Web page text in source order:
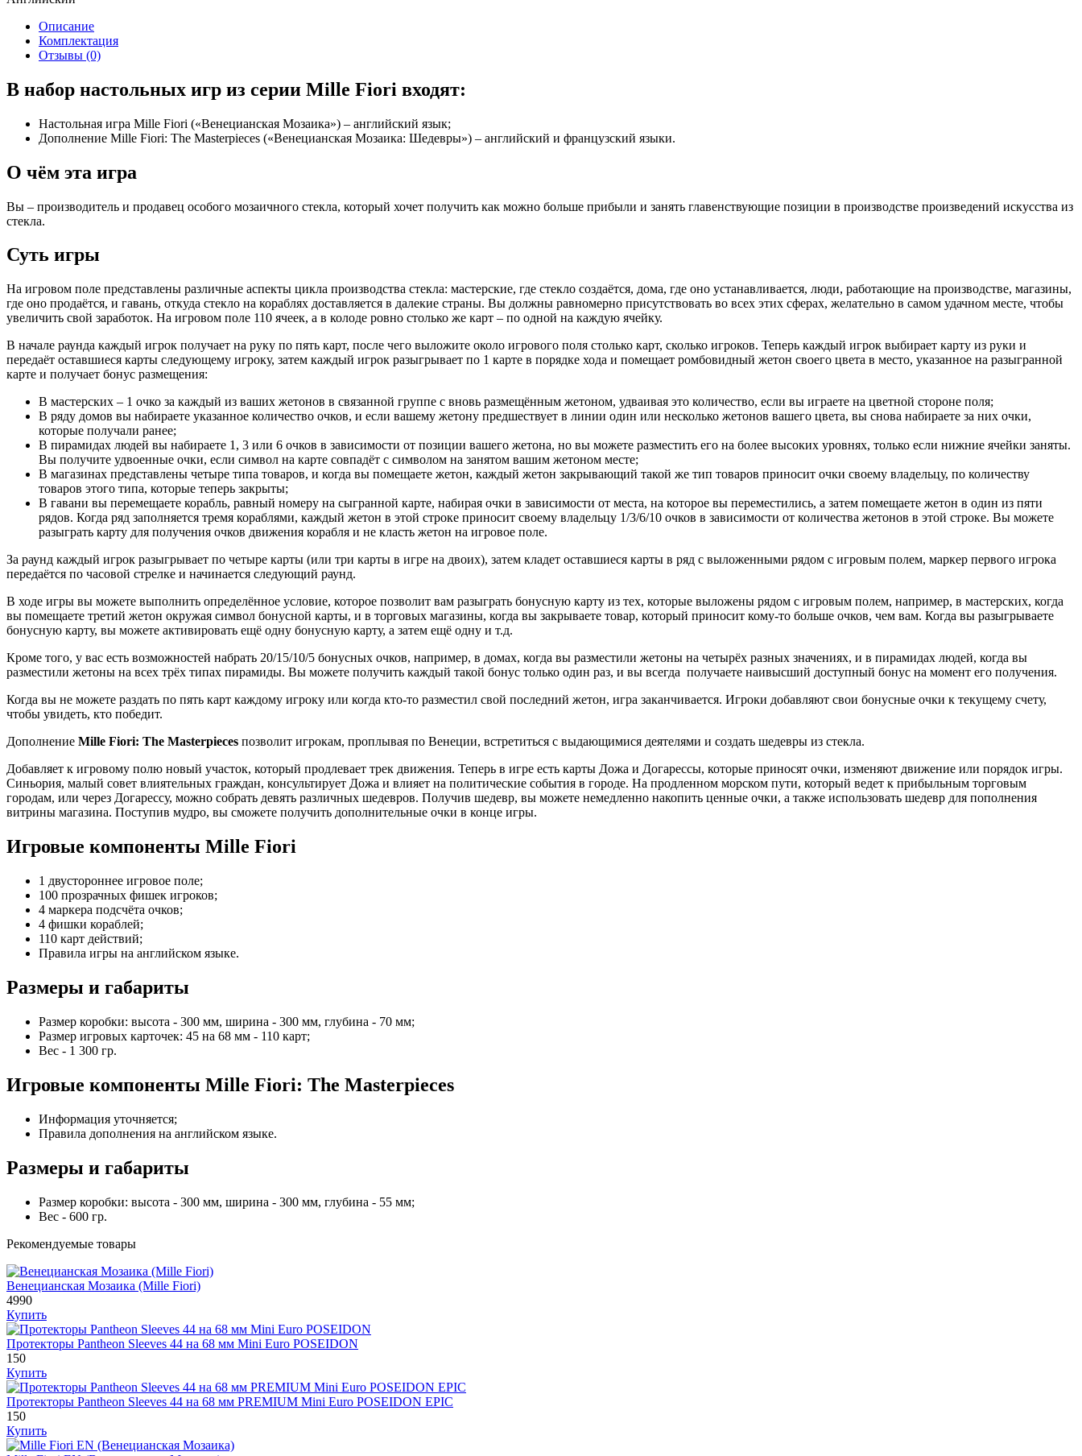
Описание
Комплектация
Отзывы (0)
В набор настольных игр из серии Mille Fiori входят:
Настольная игра Mille Fiori («Венецианская Мозаика») – английский язык;
Дополнение Mille Fiori: The Masterpieces («Венецианская Мозаика: Шедевры») – английский и французский языки.
О чём эта игра
Вы – производитель и продавец особого мозаичного стекла, который хочет получить как можно больше прибыли и занять главенствующие позиции в производстве произведений искусства из
стекла.
Суть игры
На игровом поле представлены различные аспекты цикла производства стекла: мастерские, где стекло создаётся, дома, где оно устанавливается, люди, работающие на производстве, магазины,
где оно продаётся, и гавань, откуда стекло на кораблях доставляется в далекие страны. Вы должны равномерно присутствовать во всех этих сферах, желательно в самом удачном месте, чтобы
увеличить свой заработок. На игровом поле 110 ячеек, а в колоде ровно столько же карт – по одной на каждую ячейку.
В начале раунда каждый игрок получает на руку по пять карт, после чего выложите около игрового поля столько карт, сколько игроков. Теперь каждый игрок выбирает карту из руки и
передаёт оставшиеся карты следующему игроку, затем каждый игрок разыгрывает по 1 карте в порядке хода и помещает ромбовидный жетон своего цвета в место, указанное на разыгранной
карте и получает бонус размещения:
В мастерских – 1 очко за каждый из ваших жетонов в связанной группе с вновь размещённым жетоном, удваивая это количество, если вы играете на цветной стороне поля;
В ряду домов вы набираете указанное количество очков, и если вашему жетону предшествует в линии один или несколько жетонов вашего цвета, вы снова набираете за них очки,
которые получали ранее;
В пирамидах людей вы набираете 1, 3 или 6 очков в зависимости от позиции вашего жетона, но вы можете разместить его на более высоких уровнях, только если нижние ячейки заняты.
Вы получите удвоенные очки, если символ на карте совпадёт с символом на занятом вашим жетоном месте;
В магазинах представлены четыре типа товаров, и когда вы помещаете жетон, каждый жетон закрывающий такой же тип товаров приносит очки своему владельцу, по количеству
товаров этого типа, которые теперь закрыты;
В гавани вы перемещаете корабль, равный номеру на сыгранной карте, набирая очки в зависимости от места, на которое вы переместились, а затем помещаете жетон в один из пяти
рядов. Когда ряд заполняется тремя кораблями, каждый жетон в этой строке приносит своему владельцу 1/3/6/10 очков в зависимости от количества жетонов в этой строке. Вы можете
разыграть карту для получения очков движения корабля и не класть жетон на игровое поле.
За раунд каждый игрок разыгрывает по четыре карты (или три карты в игре на двоих), затем кладет оставшиеся карты в ряд с выложенными рядом с игровым полем, маркер первого игрока
передаётся по часовой стрелке и начинается следующий раунд.
В ходе игры вы можете выполнить определённое условие, которое позволит вам разыграть бонусную карту из тех, которые выложены рядом с игровым полем, например, в мастерских, когда
вы помещаете третий жетон окружая символ бонусной карты, и в торговых магазины, когда вы закрываете товар, который приносит кому-то больше очков, чем вам. Когда вы разыгрываете
бонусную карту, вы можете активировать ещё одну бонусную карту, а затем ещё одну и т.д.
Кроме того, у вас есть возможностей набрать 20/15/10/5 бонусных очков, например, в домах, когда вы разместили жетоны на четырёх разных значениях, и в пирамидах людей, когда вы
разместили жетоны на всех трёх типах пирамиды. Вы можете получить каждый такой бонус только один раз, и вы всегда получаете наивысший доступный бонус на момент его получения.
Когда вы не можете раздать по пять карт каждому игроку или когда кто-то разместил свой последний жетон, игра заканчивается. Игроки добавляют свои бонусные очки к текущему счету,
чтобы увидеть, кто победит.
Дополнение Mille Fiori: The Masterpieces позволит игрокам, проплывая по Венеции, встретиться с выдающимися деятелями и создать шедевры из стекла.
Добавляет к игровому полю новый участок, который продлевает трек движения. Теперь в игре есть карты Дожа и Догарессы, которые приносят очки, изменяют движение или порядок игры.
Синьория, малый совет влиятельных граждан, консультирует Дожа и влияет на политические события в городе. На продленном морском пути, который ведет к прибыльным торговым
городам, или через Догарессу, можно собрать девять различных шедевров. Получив шедевр, вы можете немедленно накопить ценные очки, а также использовать шедевр для пополнения
витрины магазина. Поступив мудро, вы сможете получить дополнительные очки в конце игры.
Игровые компоненты Mille Fiori
1 двустороннее игровое поле;
100 прозрачных фишек игроков;
4 маркера подсчёта очков;
4 фишки кораблей;
110 карт действий;
Правила игры на английском языке.
Размеры и габариты
Размер коробки: высота - 300 мм, ширина - 300 мм, глубина - 70 мм;
Размер игровых карточек: 45 на 68 мм - 110 карт;
Вес - 1 300 гр.
Игровые компоненты Mille Fiori: The Masterpieces
Информация уточняется;
Правила дополнения на английском языке.
Размеры и габариты
Размер коробки: высота - 300 мм, ширина - 300 мм, глубина - 55 мм;
Вес - 600 гр.
Рекомендуемые товары
Венецианская Мозаика (Mille Fiori)
4990
Купить
Протекторы Pantheon Sleeves 44 на 68 мм Mini Euro POSEIDON
150
Купить
Протекторы Pantheon Sleeves 44 на 68 мм PREMIUM Mini Euro POSEIDON EPIC
150
Купить